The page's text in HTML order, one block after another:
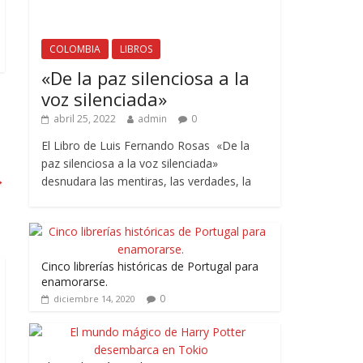
COLOMBIA LIBROS
«De la paz silenciosa a la
voz silenciada»
abril 25, 2022 admin 0
El Libro de Luis Fernando Rosas «De la
paz silenciosa a la voz silenciada»
desnudara las mentiras, las verdades, la
Cinco librerías históricas de Portugal para
enamorarse.
diciembre 14, 2020 0